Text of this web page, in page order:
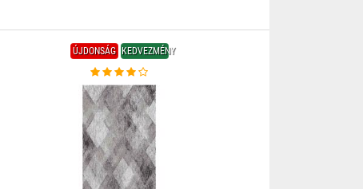
ÚJDONSÁG KEDVEZMÉNY